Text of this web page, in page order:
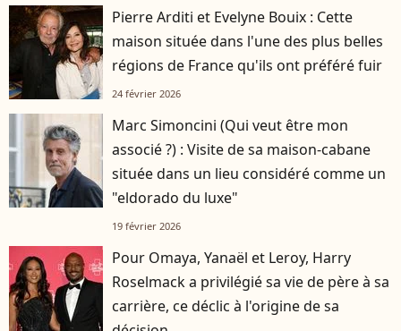
Pierre Arditi et Evelyne Bouix : Cette
maison située dans l'une des plus belles
régions de France qu'ils ont préféré fuir
24 février 2026
Marc Simoncini (Qui veut être mon
associé ?) : Visite de sa maison-cabane
située dans un lieu considéré comme un
"eldorado du luxe"
19 février 2026
Pour Omaya, Yanaël et Leroy, Harry
Roselmack a privilégié sa vie de père à sa
carrière, ce déclic à l'origine de sa